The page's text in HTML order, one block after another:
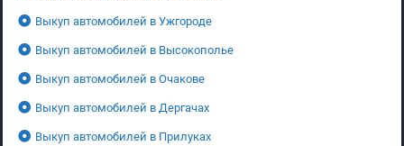
Выкуп автомобилей в Ужгороде
Выкуп автомобилей в Высокополье
Выкуп автомобилей в Очакове
Выкуп автомобилей в Дергачах
Выкуп автомобилей в Прилуках